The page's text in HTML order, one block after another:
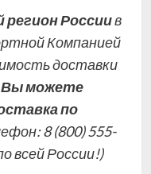
регион Россиив
Компанией
доставки
Вы можете
по
8 (800) 555-
всей России!)